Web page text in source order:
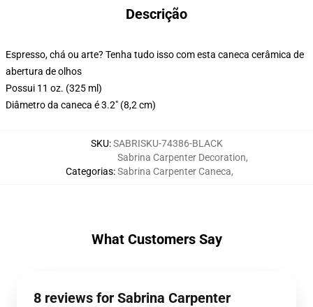
Descrição
Espresso, chá ou arte? Tenha tudo isso com esta caneca cerâmica de
abertura de olhos
Possui 11 oz. (325 ml)
Diâmetro da caneca é 3.2" (8,2 cm)
SKU:SABRISKU-74386-BLACK
Categorias:
Sabrina Carpenter Decoration,
Sabrina Carpenter Caneca,
What Customers Say
8 reviews for Sabrina Carpenter